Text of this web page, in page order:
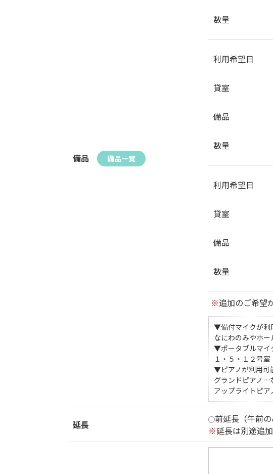
備品 備品一覧
数量
利用希望日
貸室
備品
数量
利用希望日
貸室
備品
数量
※追加のご希望
▼備付マイクが利
なにわのみやホー
▼ポータブルマイ
１・５・１２号室
▼ピアノが利用可
グランドピアノ…
アップライトピ
延長 前延長（午前の
※延長は別途追